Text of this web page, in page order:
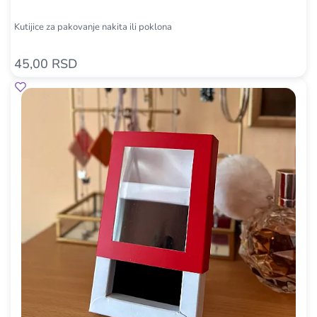
Kutijice za pakovanje nakita ili poklona
45,00 RSD